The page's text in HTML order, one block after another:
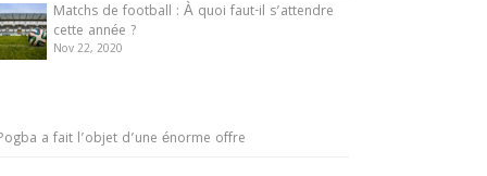
Matchs de football : À quoi faut-il s’attendre
cette année ?
Nov 22, 2020
a fait l’objet d’une énorme offre